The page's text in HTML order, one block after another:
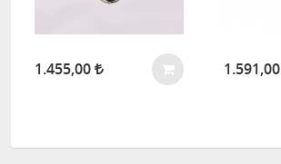
1.455,00 1.591,00